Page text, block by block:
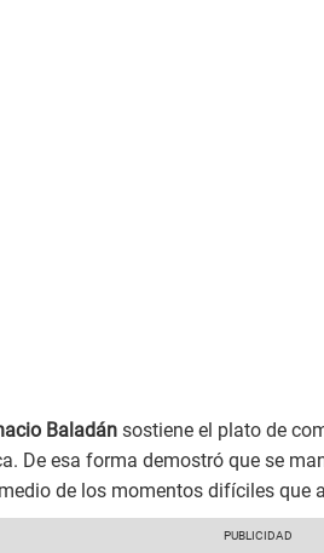
Baladán sostiene el plato de
De esa forma demostró que se
de los momentos difíciles que